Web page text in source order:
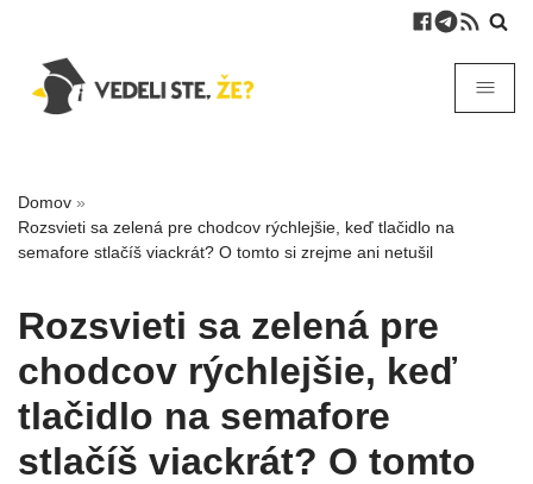
Domov »
Rozsvieti sa zelená pre chodcov rýchlejšie, keď tlačidlo na
semafore stlačíš viackrát? O tomto si zrejme ani netušil
Rozsvieti sa zelená pre
chodcov rýchlejšie, keď
tlačidlo na semafore
stlačíš viackrát? O tomto